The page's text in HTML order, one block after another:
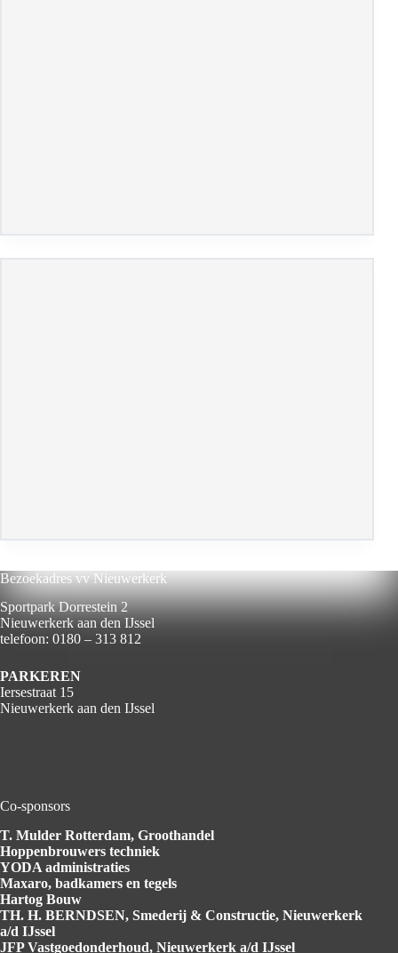
Bezoekadres vv Nieuwerkerk
Sportpark Dorrestein 2
Nieuwerkerk aan den IJssel
telefoon: 0180 – 313 812
PARKEREN
Iersestraat 15
Nieuwerkerk aan den IJssel
Co-sponsors
T. Mulder Rotterdam, Groothandel
Hoppenbrouwers techniek
YODA administraties
Maxaro, badkamers en tegels
Hartog Bouw
TH. H. BERNDSEN, Smederij & Constructie, Nieuwerkerk
a/d IJssel
JFP Vastgoedonderhoud, Nieuwerkerk a/d IJssel